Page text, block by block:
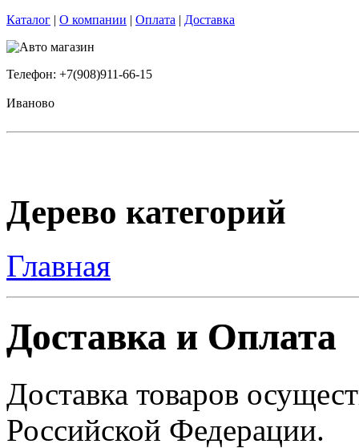
Каталог | О компании | Оплата | Доставка
Телефон: +7(908)911-66-15
Иваново
Дерево категорий
Главная
Доставка и Оплата
Доставка товаров
Российской Федерации.